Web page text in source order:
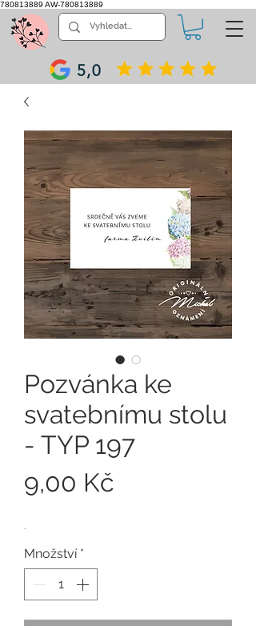
780813889 AW-780813889
5,0
Pozvánka ke
svatebnímu stolu
- TYP 197
9,00 Kč
.
Množství *